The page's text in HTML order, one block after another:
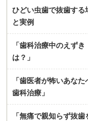
ひどい虫歯で抜歯する
と実例
「歯科治療中のえず
は？」
「歯医者が怖いあな
歯科治療」
「無痛で親知らず抜